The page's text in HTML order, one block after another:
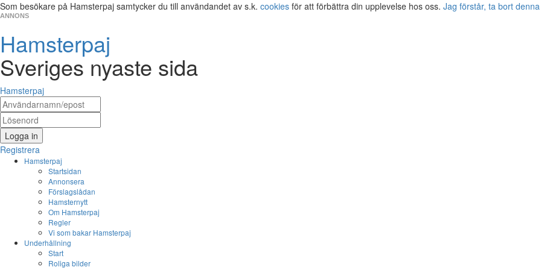
Som besökare på Hamsterpaj samtycker du till användandet av s.k. cookies för att förbättra din upplevelse hos oss. Jag förstår, ta bort
ANNONS
Hamsterpaj
Sveriges nyaste sida
Hamsterpaj
Logga in
Registrera
Hamsterpaj
Startsidan
Annonsera
Förslagslådan
Hamsternytt
Om Hamsterpaj
Regler
Vi som bakar Hamsterpaj
Underhållning
Start
Roliga bilder